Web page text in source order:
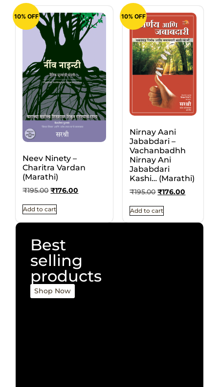
10% OFF
Neev Ninety –
Charitra Vardan
(Marathi)
₹195.00 ₹176.00
Add to cart
10% OFF
Nirnay Aani
Jababdari –
Vachanbadhh
Nirnay Ani
Jababdari
Kashi… (Marathi)
₹195.00 ₹176.00
Add to cart
Best
selling
products
Shop Now